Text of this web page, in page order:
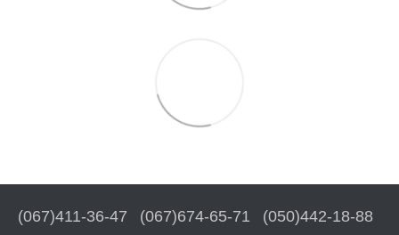
(067)411-36-47 (067)674-65-71 (050)442-18-88